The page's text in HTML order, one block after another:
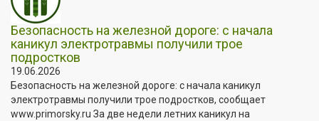
Безопасность на железной дороге: с начала
каникул электротравмы получили трое
подростков
19.06.2026
Безопасность на железной дороге: с начала каникул
электротравмы получили трое подростков, сообщает
www.primorsky.ru За две недели летних каникул на